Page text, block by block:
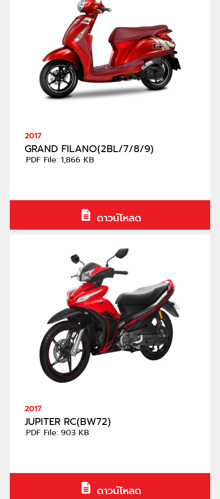
2017
GRAND FILANO(2BL/7/8/9)
.PDF File: 1,866 KB
ดาวน์โหลด
2017
JUPITER RC(BW72)
.PDF File: 903 KB
ดาวน์โหลด